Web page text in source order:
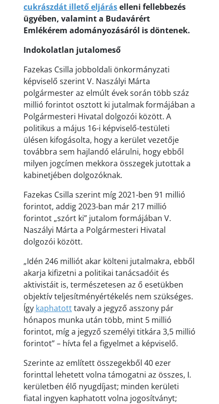
cukrászdát illető eljáráselleni fellebbezés
ügyében, valamint a Budavárért
Emlékérem adományozásáról is döntenek.
Indokolatlan jutalomeső
Fazekas Csilla jobboldali önkormányzati
képviselő szerint V. Naszályi Márta
polgármester az elmúlt évek során több száz
millió forintot osztott ki jutalmak formájában a
Polgármesteri Hivatal dolgozói között. A
politikus a május 16-i képviselő-testületi
ülésen kifogásolta, hogy a kerület vezetője
továbbra sem hajlandó elárulni, hogy ebből
milyen jogcímen mekkora összegek jutottak a
kabinetjében dolgozóknak.
Fazekas Csilla szerint míg 2021-ben 91 millió
forintot, addig 2023-ban már 217 millió
forintot „szórt ki” jutalom formájában V.
Naszályi Márta a Polgármesteri Hivatal
dolgozói között.
„Idén 246 milliót akar költeni jutalmakra, ebből
akarja kifizetni a politikai tanácsadóit és
aktivistáit is, természetesen az ő esetükben
objektív teljesítményértékelés nem szükséges.
Így kaphatotttavaly a jegyző asszony pár
hónapos munka után több, mint 5 millió
forintot, míg a jegyző személyi titkára 3,5 millió
forintot” – hívta fel a figyelmet a képviselő.
Szerinte az említett összegekből 40 ezer
forinttal lehetett volna támogatni az összes, I.
kerületben élő nyugdíjast; minden kerületi
fiatal ingyen kaphatott volna jogosítványt;